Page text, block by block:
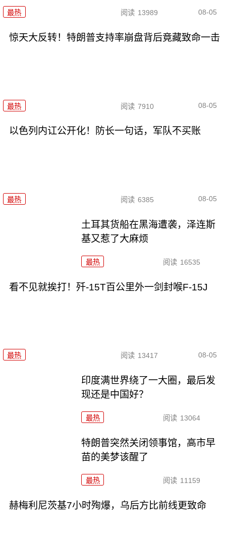
最热 阅读 13989 08-05
惊天大反转！特朗普支持率崩盘背后竟藏致命一击
最热 阅读 7910 08-05
以色列内讧公开化！防长一句话，军队不买账
最热 阅读 6385 08-05
土耳其货船在黑海遭袭，泽连斯
基又惹了大麻烦
最热 阅读 16535
看不见就挨打！歼-15T百公里外一剑封喉F-15J
最热 阅读 13417 08-05
印度满世界绕了一大圈，最后发
现还是中国好？
最热 阅读 13064
特朗普突然关闭领事馆，高市早
苗的美梦该醒了
最热 阅读 11159
赫梅利尼茨基7小时殉爆，乌后方比前线更致命